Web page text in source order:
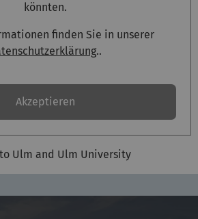
könnten.
finden Sie in unserer
..
Akzeptieren
Ulm and Ulm University